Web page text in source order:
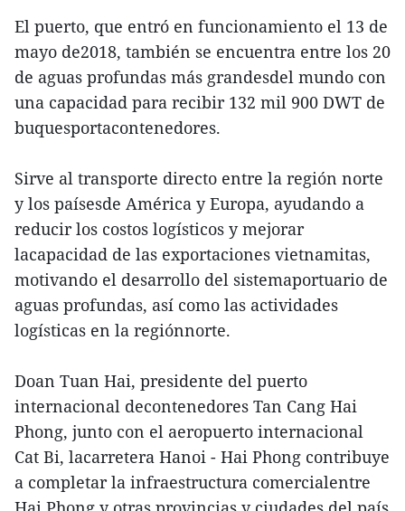
El puerto, que entró en funcionamiento el 13 de
mayo de2018, también se encuentra entre los 20
de aguas profundas más grandesdel mundo con
una capacidad para recibir 132 mil 900 DWT de
buquesportacontenedores.
Sirve al transporte directo entre la región norte
y los paísesde América y Europa, ayudando a
reducir los costos logísticos y mejorar
lacapacidad de las exportaciones vietnamitas,
motivando el desarrollo del sistemaportuario de
aguas profundas, así como las actividades
logísticas en la regiónnorte.
Doan Tuan Hai, presidente del puerto
internacional decontenedores Tan Cang Hai
Phong, junto con el aeropuerto internacional
Cat Bi, lacarretera Hanoi - Hai Phong contribuye
a completar la infraestructura comercialentre